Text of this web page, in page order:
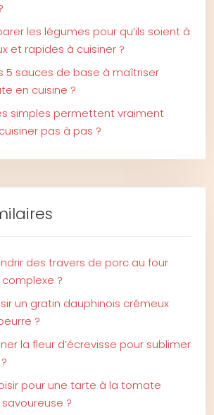
les légumes pour qu’ils soient à
et rapides à cuisiner ?
5 sauces de base à maîtriser
en cuisine ?
simples permettent vraiment
pas à pas ?
des travers de porc au four
?
un gratin dauphinois crémeux
?
la fleur d’écrevisse pour sublimer
pour une tarte à la tomate
?